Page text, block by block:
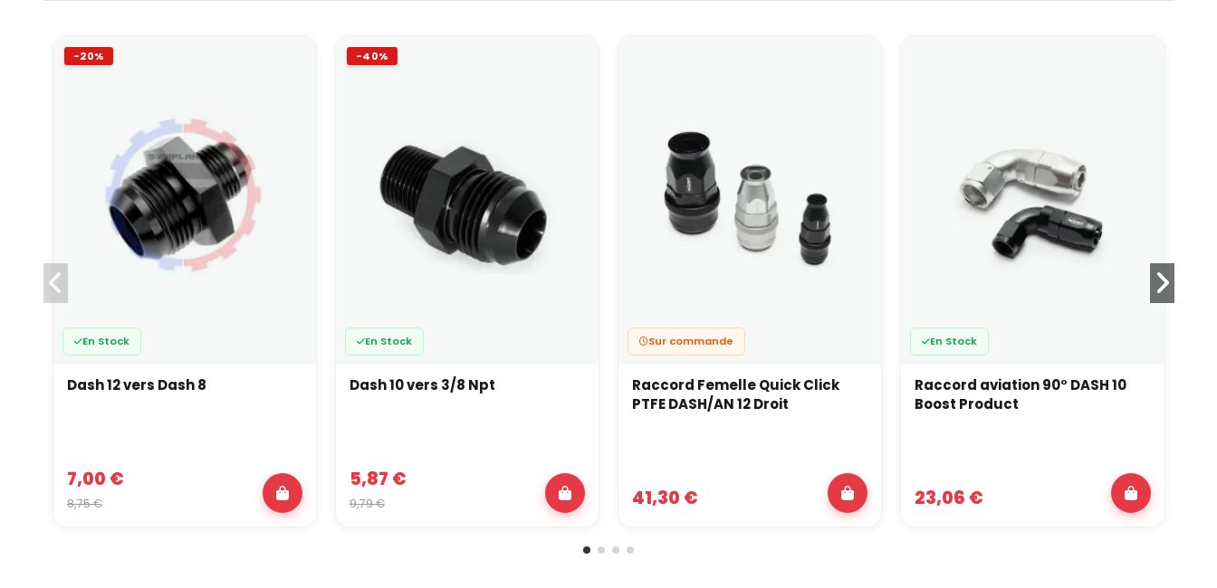
-20%
En Stock
Dash 12 vers Dash 8
7,00 €
8,75 €
-40%
En Stock
Dash 10 vers 3/8 Npt
5,87 €
9,79 €
Sur commande
Raccord Femelle Quick Click
PTFE DASH/AN 12 Droit
41,30 €
En Stock
Raccord aviation 90° DASH 10
Boost Product
23,06 €